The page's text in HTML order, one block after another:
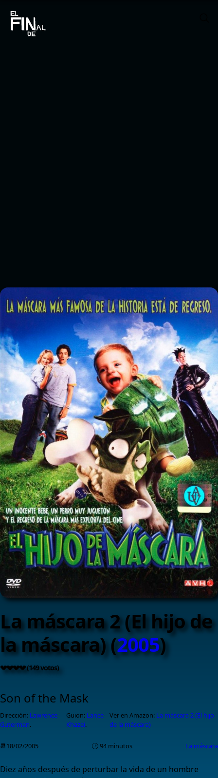
La máscara 2 (El hijo de
la máscara) (2005)
💔💔💔💔 (149 votos)
Son of the Mask
Dirección: Lawrence
Guterman.
Guion: Lance
Khazei.
Ver en Amazon: La máscara 2 (El hijo
de la máscara)
📆18/02/2005 🕑 94 minutos La máscara
Diez años después de perturbar la vida de un hombre